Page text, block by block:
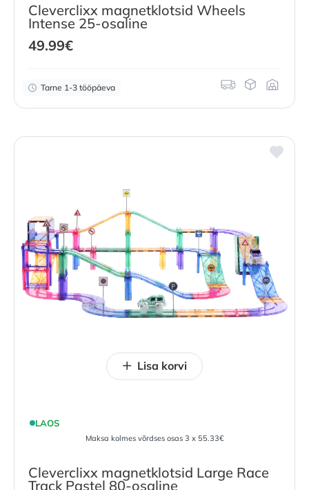
Cleverclixx magnetklotsid Wheels
Intense 25-osaline
49.99€
Tarne 1-3 tööpäeva
LAOS
Maksa kolmes võrdses osas 3 x 55.33€
Cleverclixx magnetklotsid Large Race
Track Pastel 80-osaline
Lisa korvi